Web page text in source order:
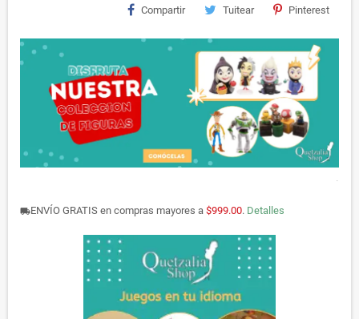
Compartir Tuitear Pinterest
.
local_shippingENVÍO GRATIS en compras mayores a $999.00. Detalles